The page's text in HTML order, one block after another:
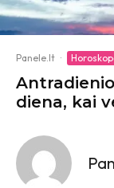
Panele.lt ·
diena, kai